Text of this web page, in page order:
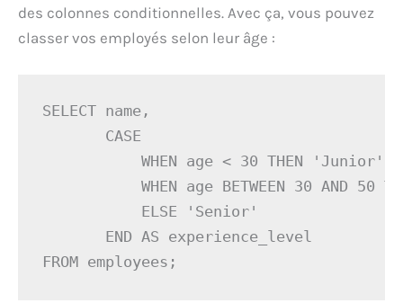
des colonnes conditionnelles. Avec ça, vous pouvez
classer vos employés selon leur âge :
SELECT name,
       CASE
           WHEN age < 30 THEN 'Junior'
WHEN age BETWEEN 30 AND 50
           ELSE 'Senior'
       END AS experience_level
FROM employees;